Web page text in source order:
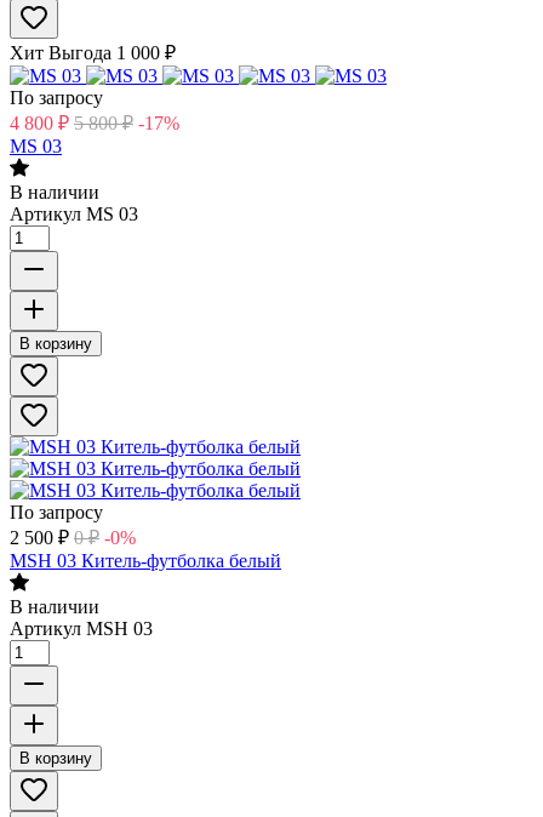
Хит Выгода 1 000 ₽
По запросу
4 800 ₽ 5 800 ₽ -17%
MS 03
В наличии
Артикул MS 03
В корзину
По запросу
2 500 ₽ 0 ₽ -0%
MSH 03 Китель-футболка белый
В наличии
Артикул MSH 03
В корзину